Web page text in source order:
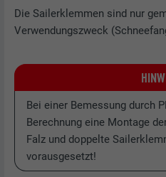
Die Sailerklemmen sind nur
Verwendungszweck
Bei einer Bemessung durch
Berechnung eine Montage
Falz und doppelte
vorausgesetzt!